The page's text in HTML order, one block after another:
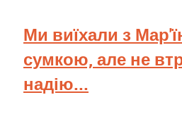
Ми виїхали з
сумкою, але не
надію...